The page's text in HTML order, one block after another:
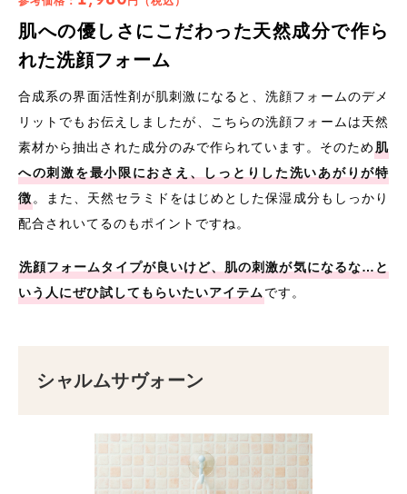
肌への優しさにこだわった天然成分で作ら
れた洗顔フォーム
合成系の界面活性剤が肌刺激になると、洗顔フォームのデメ
リットでもお伝えしましたが、こちらの洗顔フォームは天然
素材から抽出された成分のみで作られています。そのため 肌
への刺激を最小限におさえ、しっとりした洗いあがりが特
徴 。また、天然セラミドをはじめとした保湿成分もしっかり
配合されいてるのもポイントですね。
洗顔フォームタイプが良いけど、肌の刺激が気になるな…と
いう人にぜひ試してもらいたいアイテム です。
シャルムサヴォーン